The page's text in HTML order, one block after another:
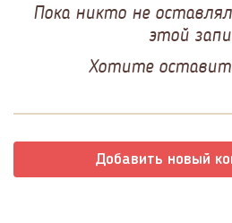
Пока никто не
этой
Хотите
Добавить новый